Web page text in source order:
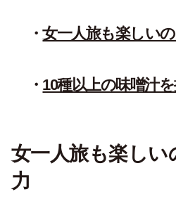
女一人旅も楽しい
10種以上の味噌汁
女一人旅も楽しい
力